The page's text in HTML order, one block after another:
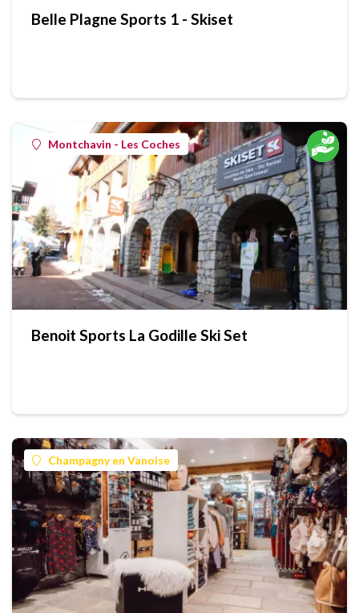
Belle Plagne Sports 1 - Skiset
Montchavin - Les Coches
Benoit Sports La Godille Ski Set
Champagny en Vanoise